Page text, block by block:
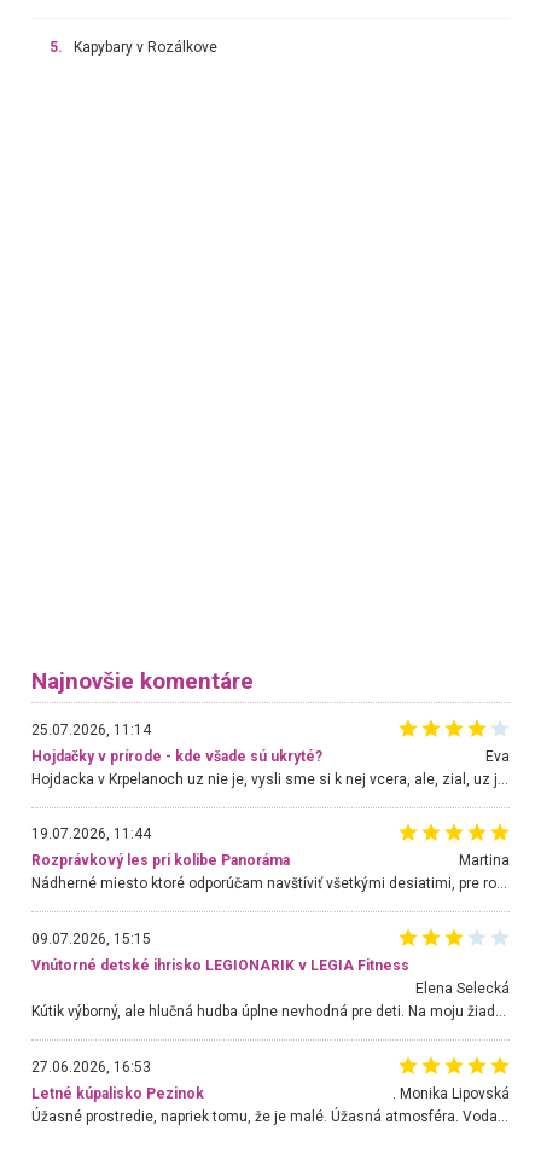
5. Kapybary v Rozálkove
Najnovšie komentáre
25.07.2026, 11:14
Hojdačky v prírode - kde všade sú ukryté?
Eva
19.07.2026, 11:44
Rozprávkový les pri kolibe Panoráma
Martina
Nádherné miesto ktoré odporúčam navštíviť všetkými desiatimi, pre rodiny s deťmi, dôchodcom... Proste a jednoducho ozaj rozprávkový les.. určite ešte prídeme. Odniesli sme si na pamiatku krásne tričká,
09.07.2026, 15:15
Vnútorné detské ihrisko LEGIONARIK v LEGIA Fitness
Elena Selecká
Kútik výborný, ale hlučná hudba úplne nevhodná pre deti. Na moju žiadosť o aspoň sušenie nereagovali.
27.06.2026, 16:53
Letné kúpalisko Pezinok
. Monika Lipovská